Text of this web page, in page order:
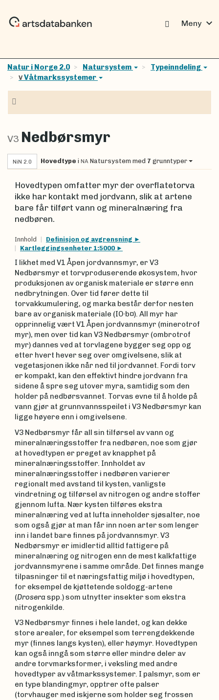
Meny expand_more
Natur i Norge 2.0 Natursystem Typeinndeling
V Våtmarkssystemer
V3 Nedbørsmyr
NiN 2.0 Hovedtype i NA Natursystem med 7 grunntyper
Hovedtypen omfatter myr der overflatetorva
ikke har kontakt med jordvann, slik at artene
bare får tilført vann og mineralnæring fra
nedbøren.
Innhold
Definisjon og avgrensning
Kartleggingsenheter 1:5000
I likhet med V1 Åpen jordvannsmyr, er V3
Nedbørsmyr et torvproduserende økosystem, hvor
produksjonen av organisk materiale er større enn
nedbrytningen. Over tid fører dette til
torvakkumulering, og marka består derfor nesten
bare av organisk materiale (IO∙b¤). All myr har
opprinnelig vært V1 Åpen jordvannsmyr (minerotrof
myr), men over tid kan V3 Nedbørsmyr (ombrotrof
myr) dannes ved at torvlagene bygger seg opp og
etter hvert hever seg over omgivelsene, slik at
vegetasjonen ikke når ned til jordvannet. Fordi torv
er kompakt, kan den effektivt hindre jordvann fra
sidene å spre seg utover myra, samtidig som den
holder på nedbørsvannet. Torvas evne til å holde på
vann gjør at grunnvannsspeilet i V3 Nedbørsmyr kan
ligge høyere enn i omgivelsene.
V3 Nedbørsmyr får all sin tilførsel av vann og
mineralnæringsstoffer fra nedbøren, noe som gjør
at hovedtypen er preget av knapphet på
mineralnæringsstoffer. Innholdet av
mineralnæringsstoffer i nedbøren varierer
regionalt med avstand til kysten, vanligste
vindretning og tilførsel av nitrogen og andre stoffer
gjennom lufta. Nær kysten tilføres ekstra
mineralnæring ved at lufta inneholder sjøsalter, noe
som også gjør at man får inn noen arter som lenger
inn i landet bare finnes på jordvannsmyr. V3
Nedbørsmyr er imidlertid alltid fattigere på
mineralnæring og nitrogen enn de mest kalkfattige
jordvannsmyrene i samme område. Det finnes mange
tilpasninger til et næringsfattig miljø i hovedtypen,
for eksempel de kjøttetende soldogg-artene
(Drosera spp.) som utnytter insekter som ekstra
nitrogenkilde.
V3 Nedbørsmyr finnes i hele landet, og kan dekke
store arealer, for eksempel som terrengdekkende
myr (finnes langs kysten), eller høymyr. Hovedtypen
kan også inngå som større eller mindre deler av
andre torvmarksformer, i veksling med andre
hovedtyper av våtmarkssystemer. I palsmyr, som er
en type blandingmyr, opptrer ofte palser
(torvhauger med iskjerne som holder seg frossen